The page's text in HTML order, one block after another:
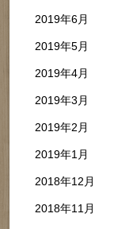
2019年6月
2019年5月
2019年4月
2019年3月
2019年2月
2019年1月
2018年12月
2018年11月